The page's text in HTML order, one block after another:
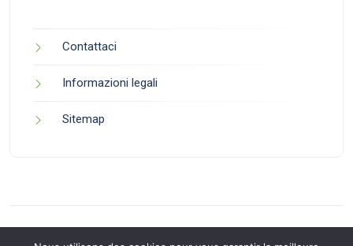
Contattaci
Informazioni legali
Sitemap